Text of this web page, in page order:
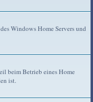
Windows Home Servers und
beim Betrieb eines Home
ist.